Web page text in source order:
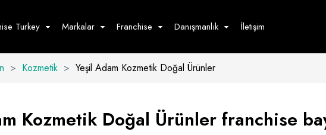
Turkey Markalar
Yiyecek - İçecek Hizmet
Hepsini Göster
Franchise Danışmanlık İletişim
> Kozmetik > Yeşil Adam Kozmetik Doğal Ürünler
Kozmetik Doğal Ürünler franchise